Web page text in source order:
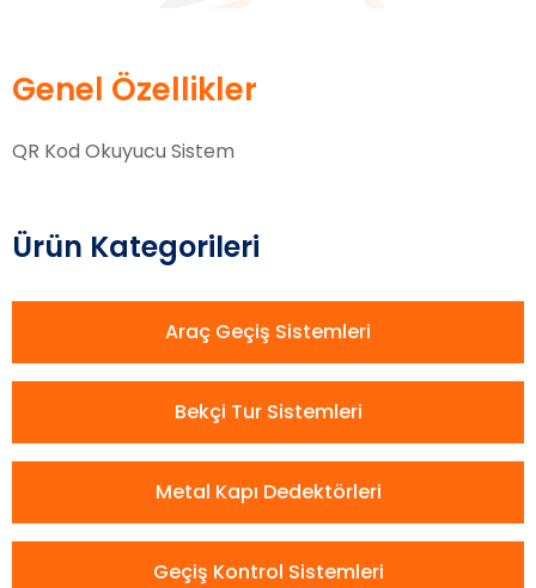
Ürün Kategorileri
Araç Geçiş Sistemleri
Bekçi Tur Sistemleri
Metal Kapı Dedektörleri
Geçiş Kontrol Sistemleri
Genel Özellikler
QR Kod Okuyucu Sistem